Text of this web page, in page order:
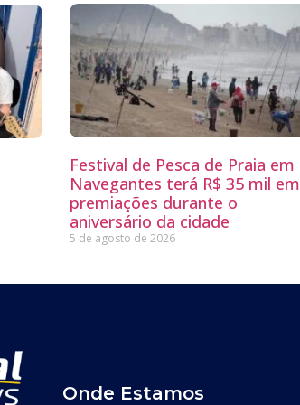
Festival de Pesca de Praia em
Navegantes terá R$ 35 mil em
premiações durante o
aniversário da cidade
5 de agosto de 2026
Onde Estamos